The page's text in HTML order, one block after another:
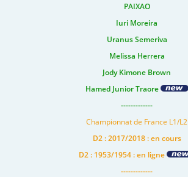
PAIXAO
Iuri Moreira
Uranus Semeriva
Melissa Herrera
Jody Kimone Brown
Hamed Junior Traore
-------------
Championnat de France L1/L2
D2 : 2017/2018 : en cours
D2 : 1953/1954 : en ligne
-------------